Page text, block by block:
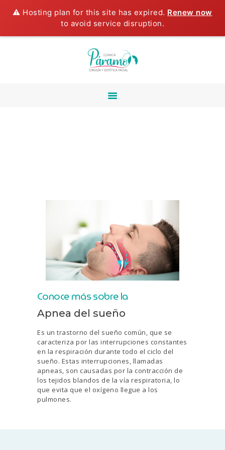
⚠️ Hosting plan for this site has expired. Renew now
to avoid service disruption.
INICIO
NOSOTROS
CIRUGÍA
MAXILOFACIAL
CIRUGÍA ORAL
Conoce más sobre la
Apnea del sueño
Es un trastorno del sueño común, que se
caracteriza por las interrupciones constantes
en la respiración durante todo el ciclo del
sueño. Estas interrupciones, llamadas
apneas, son causadas por la contracción de
los tejidos blandos de la vía respiratoria, lo
que evita que el oxígeno llegue a los
pulmones.